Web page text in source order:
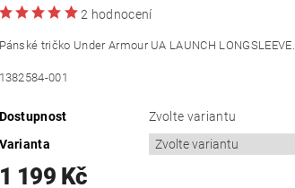
2 hodnocení
Pánské tričko Under Armour UA LAUNCH LONGSLEEVE.
1382584-001
Dostupnost
Zvolte variantu
Varianta
1 199 Kč